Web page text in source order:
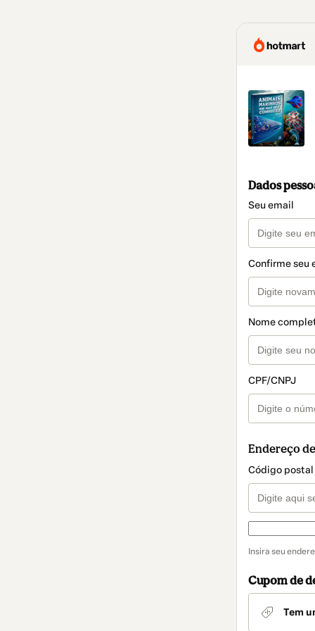
Dados
Seu email
Confirme seu
Nome
CPF/CNPJ
Endereço
Código postal
de
entrega
Insira seu
Cupom de
Tem